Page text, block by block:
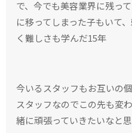
で、今でも美容業界に残っ
に移ってしまった子もいて
く難しさも学んだ15年
今いるスタッフもお互いの
スタッフなのでこの先も変
緒に頑張っていきたいなと思